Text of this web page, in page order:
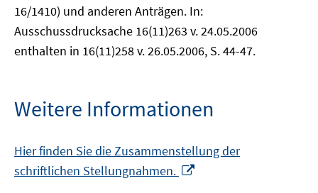
16/1410) und anderen Anträgen. In:
Ausschussdrucksache 16(11)263 v. 24.05.2006
enthalten in 16(11)258 v. 26.05.2006, S. 44-47.
Weitere Informationen
Hier finden Sie die Zusammenstellung der
schriftlichen Stellungnahmen.